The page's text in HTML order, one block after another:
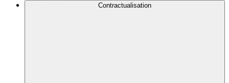
Contractualisation